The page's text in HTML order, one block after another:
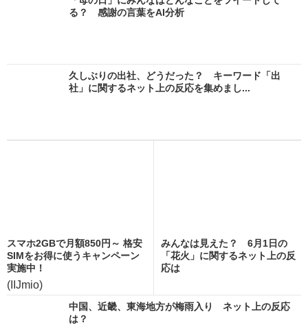
る？ 感謝の言葉をAI分析
久しぶりの出社、どうだった？ キーワード「出
社」に関するネット上の反応を集めまし...
スマホ2GBで月額850円～ 格安
SIMをお得に使うキャンペーン
実施中！
(IIJmio)
みんなは見えた？ 6月1日の
「花火」に関するネット上の反
応は
中国、近畿、東海地方が梅雨入り ネット上の反応
は？